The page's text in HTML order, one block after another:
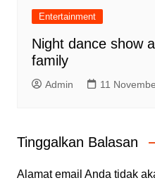
Entertainment
Night dance show
family
Admin 11
Tinggalkan Balasan
Alamat email Anda tidak